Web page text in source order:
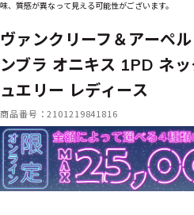
味、質感が異なって見える可能性がございます。
ヴァンクリーフ＆アーペ
ンブラ オニキス 1PD ネ
ュエリー レディース
商品番号：2101219841816